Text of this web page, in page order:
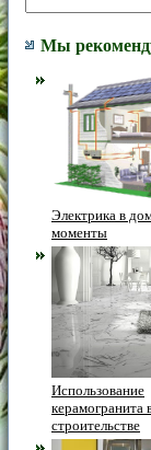
Мы
Электрика в
моменты
Использование
керамогранита
строительстве